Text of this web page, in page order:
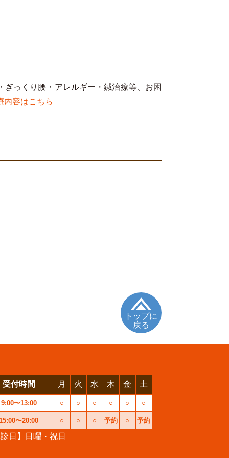
っくり腰・アレルギー・鍼治療等、お困
内容はこちら
トップに
戻る
受付時間 月 火 水 木 金 土
9:00〜13:00 ○ ○ ○ ○ ○ ○
〜20:00 ○ ○ ○ 予約 ○ 予約
日】日曜・祝日